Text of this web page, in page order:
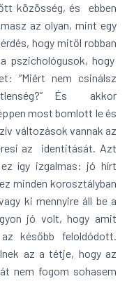
közösség, és ebben
az olyan, mint egy
hogy mitől robban
pszichológusok, hogy
“Miért nem csinálsz
És akkor
most bomlott le és
változások vannak az
az identitását. Azt
így izgalmas: jó hírt
minden korosztályban
ki mennyire áll be a
jó volt, hogy amit
később feloldódott.
az a tétje, hogy az
nem fogom sohasem